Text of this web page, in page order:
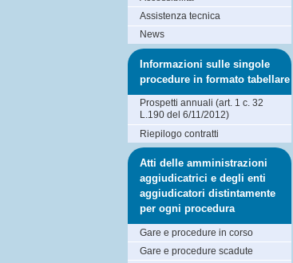
Assistenza tecnica
News
Informazioni sulle singole
procedure in formato tabellare
Prospetti annuali (art. 1 c. 32
L.190 del 6/11/2012)
Riepilogo contratti
Atti delle amministrazioni
aggiudicatrici e degli enti
aggiudicatori distintamente
per ogni procedura
Gare e procedure in corso
Gare e procedure scadute